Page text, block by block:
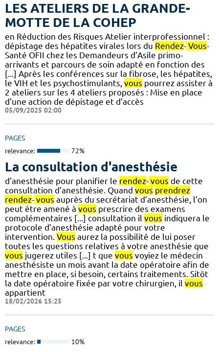
LES ATELIERS DE LA GRANDE-
MOTTE DE LA COHEP
en Réduction des Risques Atelier interprofessionnel :
dépistage des hépatites virales lors du Rendez- Vous-
Santé OFII chez les Demandeurs d’Asile primo-
arrivants et parcours de soin adapté en fonction des
[...] Après les conférences sur la fibrose, les hépatites,
le VIH et les psychostimulants, vous pourrez assister à
2 ateliers sur les 4 ateliers proposés : Mise en place
d’une action de dépistage et d’accès
05/09/2025 02:00
PAGES
relevance: 72%
La consultation d'anesthésie
d’anesthésie pour planifier le rendez- vous de cette
consultation d’anesthésie. Quand vous prendrez
rendez- vous auprès du secrétariat d’anesthésie, l’on
peut être amené à vous prescrire des examens
complémentaires [...] consultation il vous indiquera le
protocole d’anesthésie adapté pour votre
intervention. Vous aurez la possibilité de lui poser
toutes les questions relatives à votre anesthésie que
vous jugerez utiles [...] t que vous voyiez le médecin
anesthésiste un mois avant la date opératoire afin de
mettre en place, si besoin, certains traitements. Sitôt
la date opératoire fixée par votre chirurgien, il vous
appartient
18/02/2026 15:25
PAGES
relevance: 10%